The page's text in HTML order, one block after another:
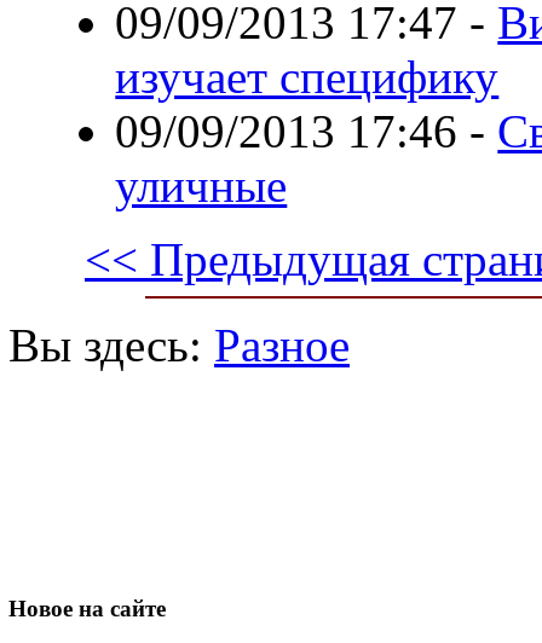
09/09/2013 17:47 -
изучает специфику
09/09/2013 17:46 -
уличные
<< Предыдущая
Вы здесь: Разное
Новое на сайте